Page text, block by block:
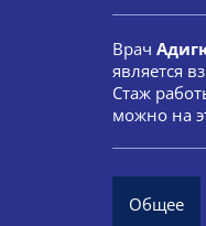
Врач
является
Стаж
можно на
Общее